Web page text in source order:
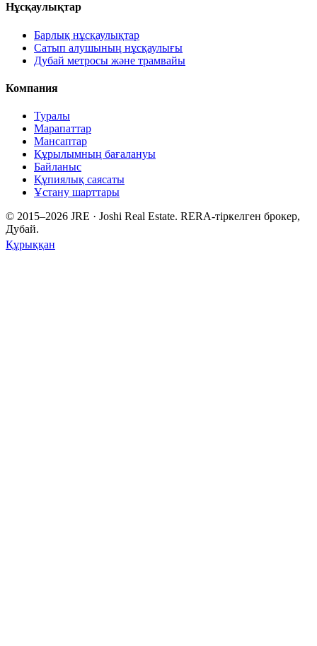
Нұсқаулықтар
Барлық нұсқаулықтар
Сатып алушының нұсқаулығы
Дубай метросы және трамвайы
Компания
Туралы
Марапаттар
Мансаптар
Құрылымның бағалануы
Байланыс
Құпиялық саясаты
Ұстану шарттары
© 2015–2026 JRE · Joshi Real Estate. RERA-тіркелген брокер,
Дубай.
Құрыққан